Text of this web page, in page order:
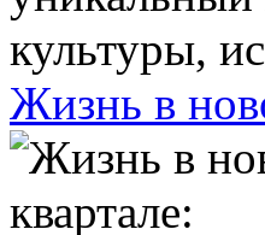
Жизнь в